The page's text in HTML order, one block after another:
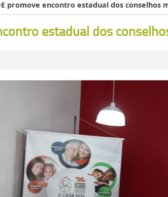
promove encontro estadual dos conselhos
estadual dos